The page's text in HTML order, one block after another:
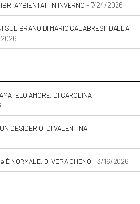
AMBIENTATI IN INVERNO - 7/24/2026
SUL BRANO DI MARIO CALABRESI, DALLA
AMORE, DI CAROLINA
DESIDERIO, DI VALENTINA
È NORMALE, DI VERA GHENO - 3/16/2026